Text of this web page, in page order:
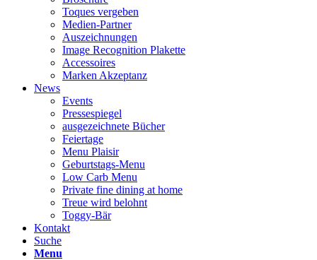
Toques vergeben
Medien-Partner
Auszeichnungen
Image Recognition Plakette
Accessoires
Marken Akzeptanz
News
Events
Pressespiegel
ausgezeichnete Bücher
Feiertage
Menu Plaisir
Geburtstags-Menu
Low Carb Menu
Private fine dining at home
Treue wird belohnt
Toggy-Bär
Kontakt
Suche
Menu